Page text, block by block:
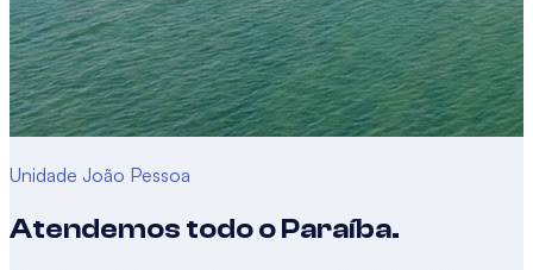
Unidade João Pessoa
Atendemos todo oParaíba.